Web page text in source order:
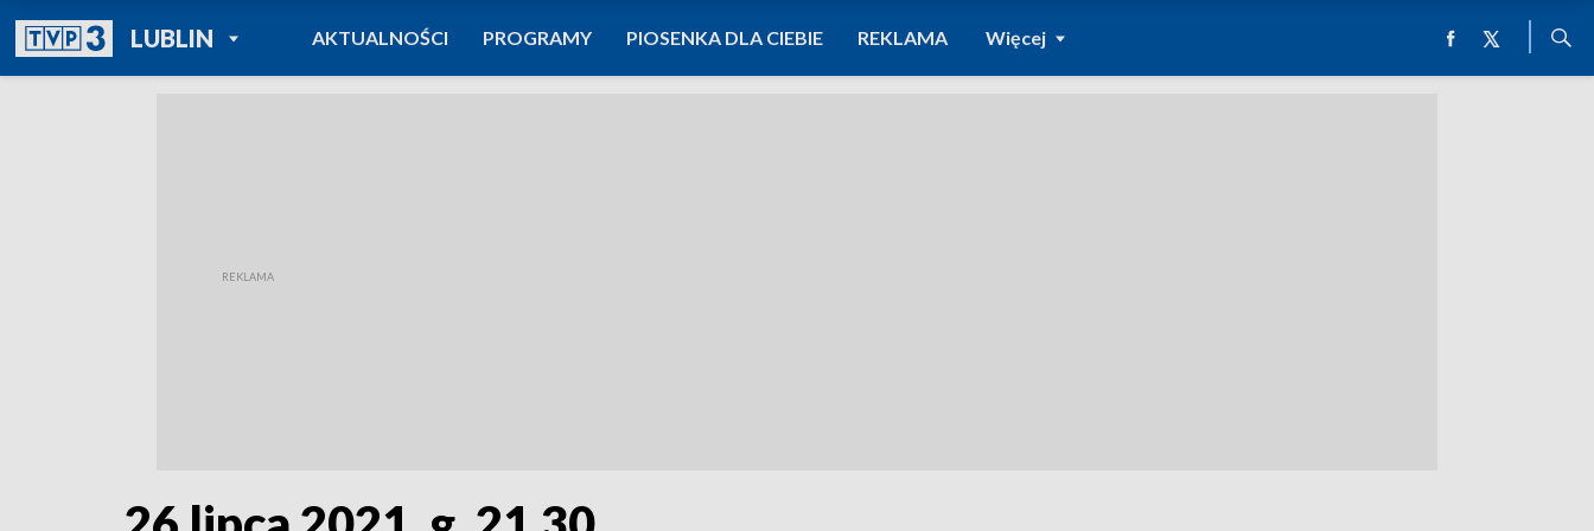
LUBLINPOWRÓT DO
TVP REGIONY
AKTUALNOŚCI PROGRAMY PIOSENKA DLA CIEBIE REKLAMA Więcej